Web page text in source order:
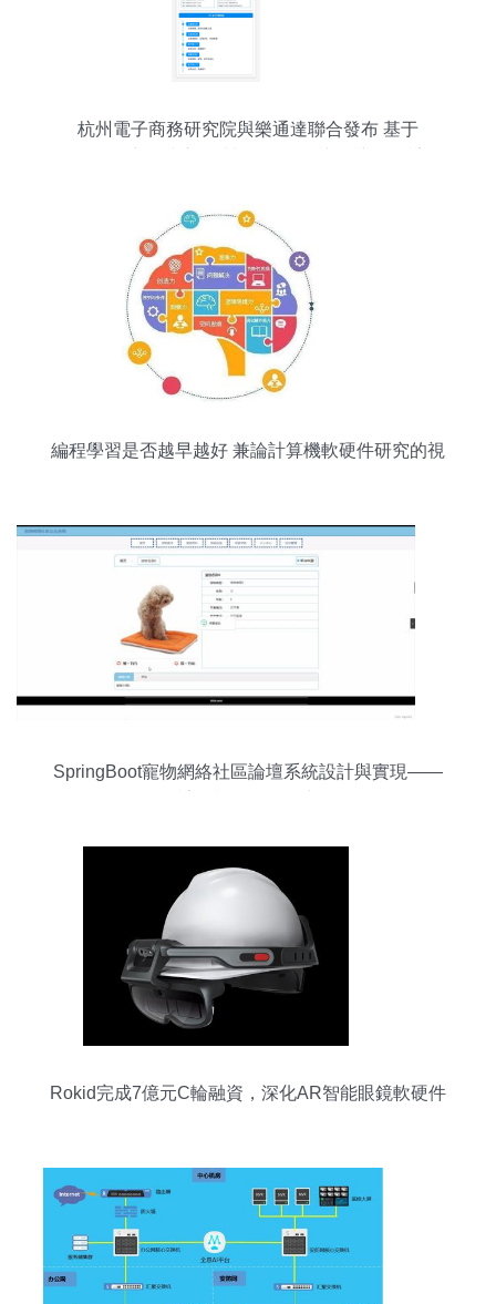
杭州電子商務研究院與樂通達聯合發布 基于
編程學習是否越早越好 兼論計算機軟硬件研究的視
SpringBoot寵物網絡社區論壇系統設計與實現——
Rokid完成7億元C輪融資，深化AR智能眼鏡軟硬件